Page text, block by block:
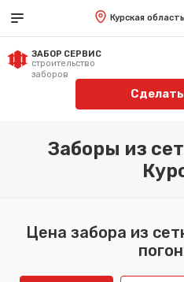
Курская область
ЗАБОР СЕРВИС
строительство
заборов
Заборы из
Цена забора из